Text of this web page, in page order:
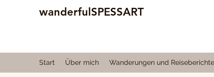
wanderfulSPESSART
Start Über mich Wanderungen und Reiseberichte